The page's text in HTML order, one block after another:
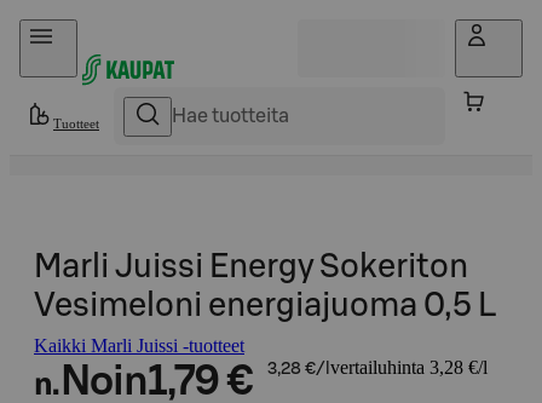
Hyppää sisältöön
Tuotteet
Marli Juissi Energy Sokeriton
Vesimeloni energiajuoma 0,5 L
Kaikki Marli Juissi -tuotteet
n. Noin1,79 € 3,28 €/l vertailuhinta 3,28 €/l